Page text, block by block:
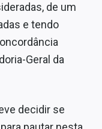
de um
e tendo
Geral da
decidir se